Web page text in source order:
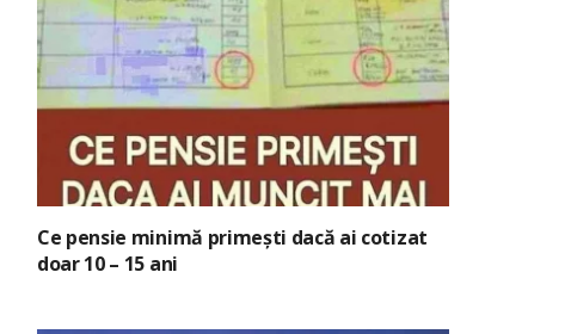
Ce pensie minimă primești dacă ai cotizat
doar 10 – 15 ani